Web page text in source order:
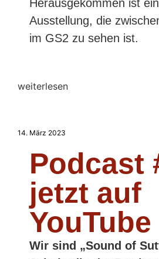
Herausgekommen ist
Ausstellung, die
im GS2 zu sehen ist.
weiterlesen
14. März 2023
Podcast
jetzt auf
YouTube
Wir sind „Sound of